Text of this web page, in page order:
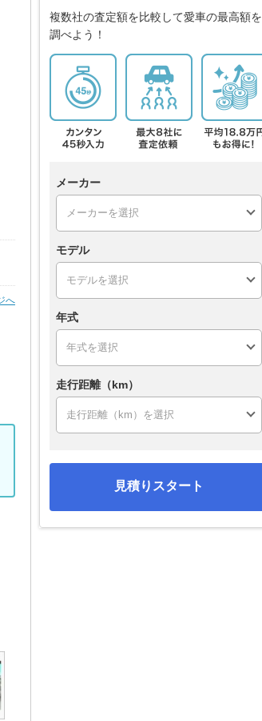
へ
複数社の査定額を比較して愛車の最高額を
調べよう！
メーカー
モデル
年式
走行距離（km）
見積りスタート